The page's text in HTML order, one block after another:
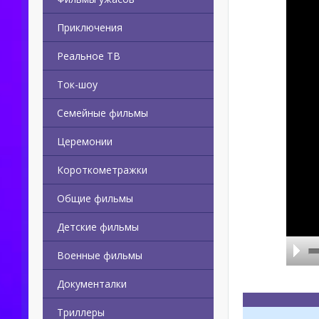
Приключения
Реальное ТВ
Ток-шоу
Семейные фильмы
Церемонии
Короткометражки
Общие фильмы
Детские фильмы
Военные фильмы
Документалки
Триллеры